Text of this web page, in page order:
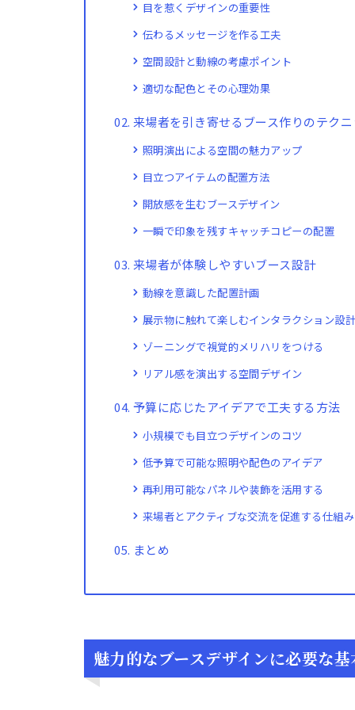
目を惹くデザインの重要性
伝わるメッセージを作る工夫
空間設計と動線の考慮ポイント
適切な配色とその心理効果
来場者を引き寄せるブース作りのテク
照明演出による空間の魅力アップ
目立つアイテムの配置方法
開放感を生むブースデザイン
一瞬で印象を残すキャッチコピーの配置
来場者が体験しやすいブース設計
動線を意識した配置計画
展示物に触れて楽しむインタラクション設計
ゾーニングで視覚的メリハリをつける
リアル感を演出する空間デザイン
予算に応じたアイデアで工夫する方法
小規模でも目立つデザインのコツ
低予算で可能な照明や配色のアイデア
再利用可能なパネルや装飾を活用する
来場者とアクティブな交流を促進する仕組み
まとめ
魅力的なブースデザインに必要な